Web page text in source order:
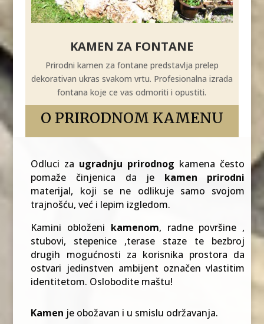
KAMEN ZA FONTANE
Prirodni kamen za fontane predstavlja prelep
dekorativan ukras svakom vrtu. Profesionalna izrada
fontana koje ce vas odmoriti i opustiti.
O PRIRODNOM KAMENU
Odluci za ugradnju prirodnog kamena često
pomaže činjenica da je kamen prirodni
materijal, koji se ne odlikuje samo svojom
trajnošću, već i lepim izgledom.
Kamini obloženi kamenom, radne površine ,
stubovi, stepenice ,terase staze te bezbroj
drugih mogućnosti za korisnika prostora da
ostvari jedinstven ambijent označen vlastitim
identitetom. Oslobodite maštu!
Kamen je obožavan i u smislu održavanja.